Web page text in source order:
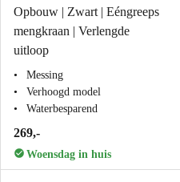
Opbouw | Zwart | Eéngreeps
mengkraan | Verlengde
uitloop
Messing
Verhoogd model
Waterbesparend
269,-
Woensdag in huis